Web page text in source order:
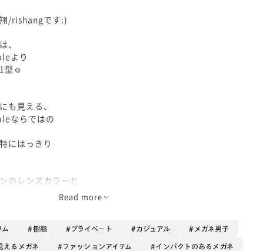
/rishangです:)
、
より
型☺︎
も見える、
ならではの
にはっきり
のレンズカラーと
ためですね👀
うな
Read more
ム 樹脂 プライベート カジュアル メガネ男子
えるメガネ ファッションアイテム インパクトのあるメガネ